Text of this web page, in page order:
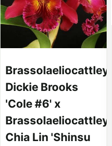
Brassolaeliocattleya
Dickie Brooks
'Cole #6' x
Brassolaeliocattleya
Chia Lin 'Shinsu